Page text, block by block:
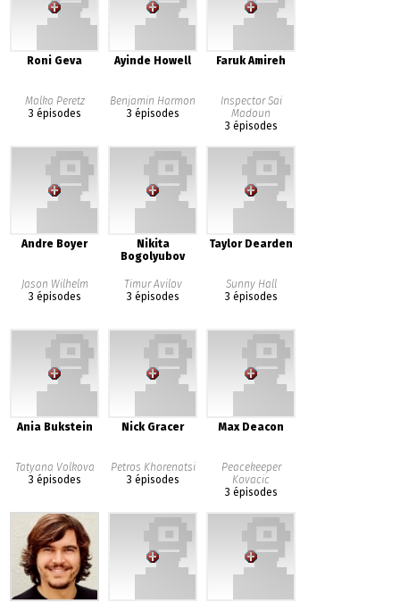
Roni Geva
Malka Peretz
3 épisodes
Ayinde Howell
Benjamin Harmon
3 épisodes
Faruk Amireh
Inspector Sai
Madoun
3 épisodes
Andre Boyer
Jason Wilhelm
3 épisodes
Nikita
Bogolyubov
Timur Avilov
3 épisodes
Taylor Dearden
Sunny Hall
3 épisodes
Ania Bukstein
Tatyana Volkova
3 épisodes
Nick Gracer
Petros Khorenatsi
3 épisodes
Max Deacon
Peacekeeper
Kovacic
3 épisodes